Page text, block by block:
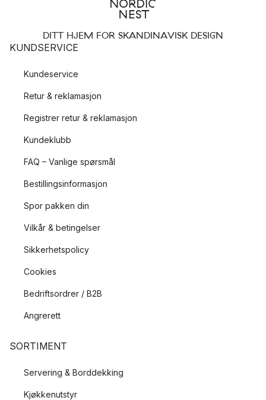
DITT HJEM FOR SKANDINAVISK DESIGN
KUNDSERVICE
Kundeservice
Retur & reklamasjon
Registrer retur & reklamasjon
Kundeklubb
FAQ – Vanlige spørsmål
Bestillingsinformasjon
Spor pakken din
Vilkår & betingelser
Sikkerhetspolicy
Cookies
Bedriftsordrer / B2B
Angrerett
SORTIMENT
Servering & Borddekking
Kjøkkenutstyr